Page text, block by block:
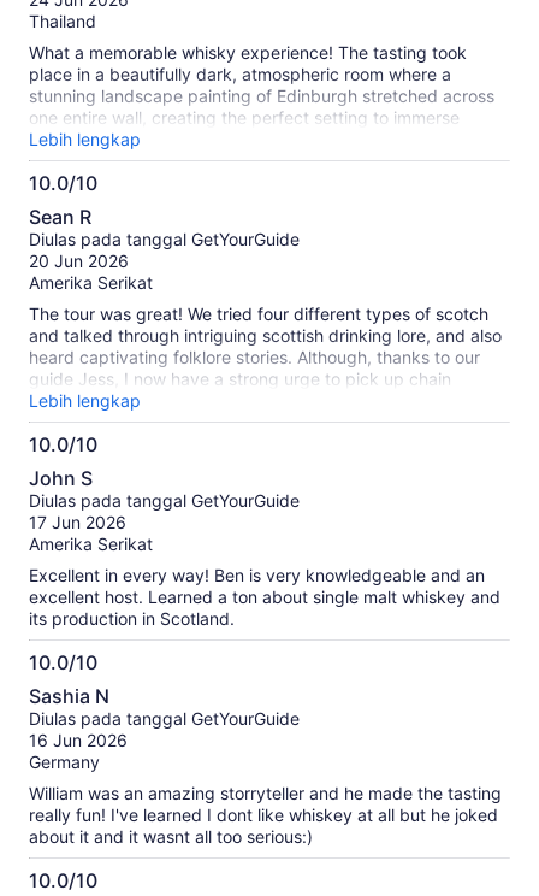
Thailand
What a memorable whisky experience! The tasting took
place in a beautifully dark, atmospheric room where a
stunning landscape painting of Edinburgh stretched across
one entire wall, creating the perfect setting to immerse
yourself in Scotland’s whisky heritage. The selection of
Scotch whiskies was unique and thoughtfully curated,
offering a wonderful variety beyond the usual labels. I loved
Lebih lengkap
10.0/10
10.0
dari
10
Sean R
Diulas pada tanggal GetYourGuide
20 Jun 2026
Amerika Serikat
The tour was great! We tried four different types of scotch
and talked through intriguing scottish drinking lore, and also
heard captivating folklore stories. Although, thanks to our
guide Jess, I now have a strong urge to pick up chain
smoking cigarettes. Overall 10/10 experience would
recommend!
Lebih lengkap
10.0/10
10.0
dari
10
John S
Diulas pada tanggal GetYourGuide
17 Jun 2026
Amerika Serikat
Excellent in every way! Ben is very knowledgeable and an
excellent host. Learned a ton about single malt whiskey and
its production in Scotland.
10.0/10
10.0
dari
10
Sashia N
Diulas pada tanggal GetYourGuide
16 Jun 2026
Germany
William was an amazing storryteller and he made the tasting
really fun! I've learned I dont like whiskey at all but he joked
about it and it wasnt all too serious:)
10.0/10